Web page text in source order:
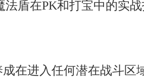
法盾在PK和打宝中的实
在进入任何潜在战斗区